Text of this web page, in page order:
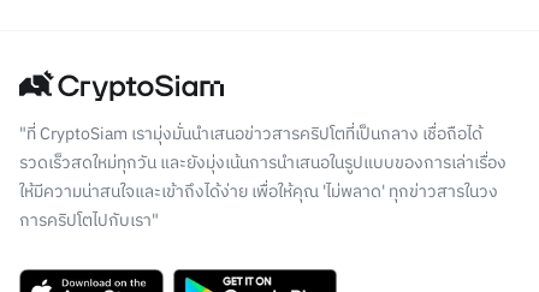
"ที่ CryptoSiam เรามุ่งมั่นนำเสนอข่าวสารคริปโตที่เป็นกลาง เชื่อถือได้
รวดเร็วสดใหม่ทุกวัน และยังมุ่งเน้นการนำเสนอในรูปแบบของการเล่าเรื่อง
ให้มีความน่าสนใจและเข้าถึงได้ง่าย เพื่อให้คุณ 'ไม่พลาด' ทุกข่าวสารในวง
การคริปโตไปกับเรา"